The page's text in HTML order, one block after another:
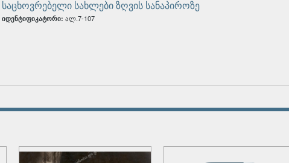
საცხოვრებელი სახლები ზღვის სანაპიროზე
იდენტიფიკატორი: ალ.7-107
ანაკოფიის ნანგრევები ახალ ათონში